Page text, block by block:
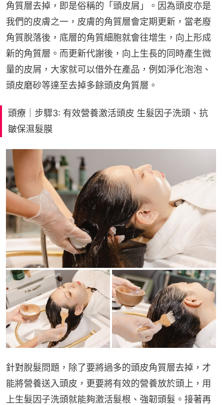
角質層去掉，即是俗稱的「頭皮屑」。因為頭皮亦是
我們的皮膚之一，皮膚的角質層會定期更新，當老廢
角質脫落後，底層的角質細胞就會往增生，向上形成
新的角質層。而更新代謝後，向上生長的同時產生微
量的皮屑，大家就可以借外在產品，例如淨化泡泡、
頭皮磨砂等達至去掉多餘頭皮角質層。
頭療｜步驟3: 有效營養激活頭皮 生髮因子洗頭、抗
皺保濕髮膜
針對脫髮問題，除了要將過多的頭皮角質層去掉，才
能將營養送入頭皮，更要將有效的營養放於頭上，用
上生髮因子洗頭就能夠激活髮根、強韌頭髮。接著再